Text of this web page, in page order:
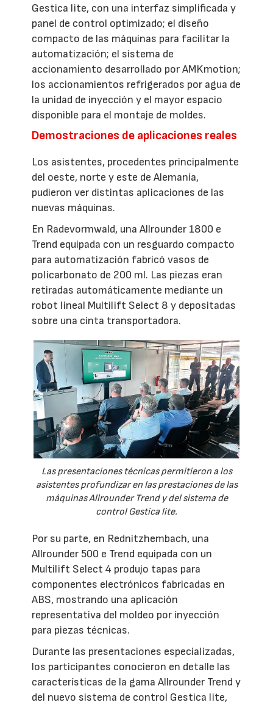
Gestica lite, con una interfaz simplificada y
panel de control optimizado; el diseño
compacto de las máquinas para facilitar la
automatización; el sistema de
accionamiento desarrollado por AMKmotion;
los accionamientos refrigerados por agua de
la unidad de inyección y el mayor espacio
disponible para el montaje de moldes.
Demostraciones de aplicaciones reales
Los asistentes, procedentes principalmente
del oeste, norte y este de Alemania,
pudieron ver distintas aplicaciones de las
nuevas máquinas.
En Radevormwald, una Allrounder 1800 e
Trend equipada con un resguardo compacto
para automatización fabricó vasos de
policarbonato de 200 ml. Las piezas eran
retiradas automáticamente mediante un
robot lineal Multilift Select 8 y depositadas
sobre una cinta transportadora.
Las presentaciones técnicas permitieron a los
asistentes profundizar en las prestaciones de las
máquinas Allrounder Trend y del sistema de
control Gestica lite.
Por su parte, en Rednitzhembach, una
Allrounder 500 e Trend equipada con un
Multilift Select 4 produjo tapas para
componentes electrónicos fabricadas en
ABS, mostrando una aplicación
representativa del moldeo por inyección
para piezas técnicas.
Durante las presentaciones especializadas,
los participantes conocieron en detalle las
características de la gama Allrounder Trend y
del nuevo sistema de control Gestica lite,